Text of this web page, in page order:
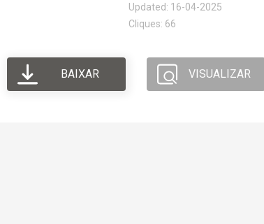
Updated: 16-04-2025
Cliques: 66
BAIXAR VISUALIZAR